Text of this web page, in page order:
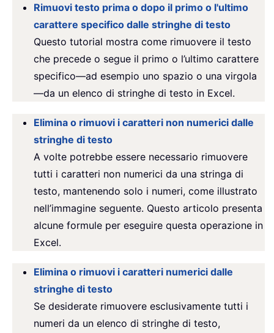
Rimuovi testo prima o dopo il primo o l'ultimo
carattere specifico dalle stringhe di testo
Questo tutorial mostra come rimuovere il testo
che precede o segue il primo o l’ultimo carattere
specifico—ad esempio uno spazio o una virgola
—da un elenco di stringhe di testo in Excel.
Elimina o rimuovi i caratteri non numerici dalle
stringhe di testo
A volte potrebbe essere necessario rimuovere
tutti i caratteri non numerici da una stringa di
testo, mantenendo solo i numeri, come illustrato
nell’immagine seguente. Questo articolo presenta
alcune formule per eseguire questa operazione in
Excel.
Elimina o rimuovi i caratteri numerici dalle
stringhe di testo
Se desiderate rimuovere esclusivamente tutti i
numeri da un elenco di stringhe di testo,